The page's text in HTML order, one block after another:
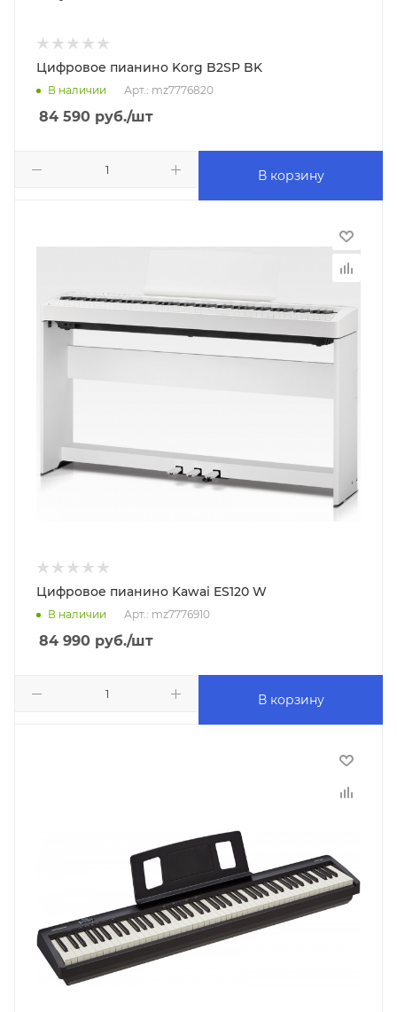
Цифровое пианино Korg B2SP BK
В наличии Арт.: mz7776820
84 590 руб./шт
В корзину
Цифровое пианино Kawai ES120 W
В наличии Арт.: mz7776910
84 990 руб./шт
В корзину